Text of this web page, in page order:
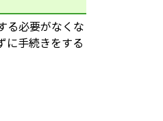
る必要がなくな
に手続きをする